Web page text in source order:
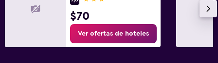
$70
Ver ofertas de hoteles